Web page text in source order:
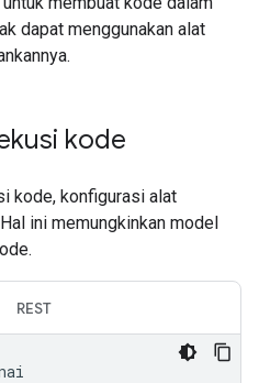
dapat menggunakan alat
kode
kode, konfigurasi alat
ini memungkinkan model
REST